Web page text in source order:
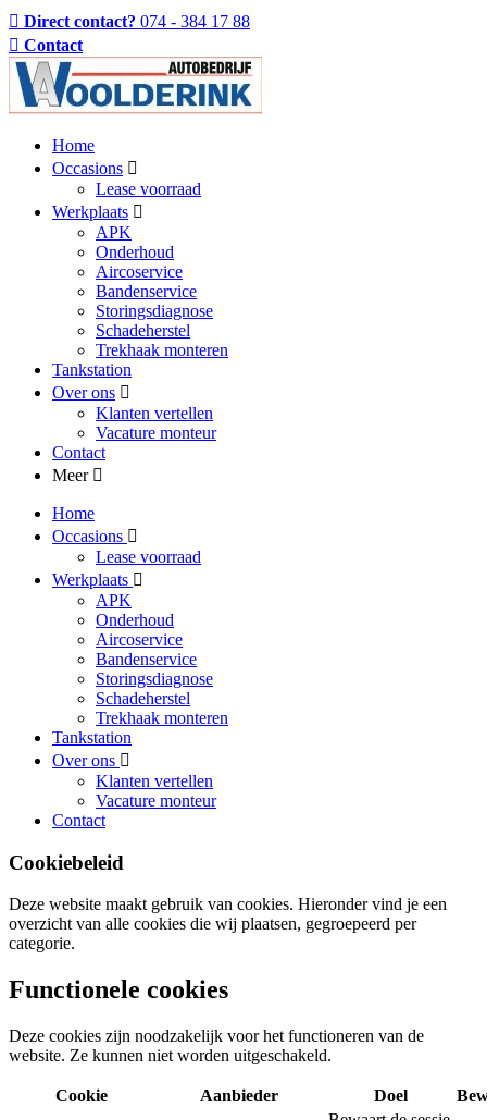
Direct contact? 074 - 384 17 88
Contact
Home
Occasions
Lease voorraad
Werkplaats
APK
Onderhoud
Aircoservice
Bandenservice
Storingsdiagnose
Schadeherstel
Trekhaak monteren
Tankstation
Over ons
Klanten vertellen
Vacature monteur
Contact
Meer
Home
Occasions
Lease voorraad
Werkplaats
APK
Onderhoud
Aircoservice
Bandenservice
Storingsdiagnose
Schadeherstel
Trekhaak monteren
Tankstation
Over ons
Klanten vertellen
Vacature monteur
Contact
Cookiebeleid
Deze website maakt gebruik van cookies. Hieronder vind je een
overzicht van alle cookies die wij plaatsen, gegroepeerd per
categorie.
Functionele cookies
Deze cookies zijn noodzakelijk voor het functioneren van de
website. Ze kunnen niet worden uitgeschakeld.
Cookie Aanbieder Doel